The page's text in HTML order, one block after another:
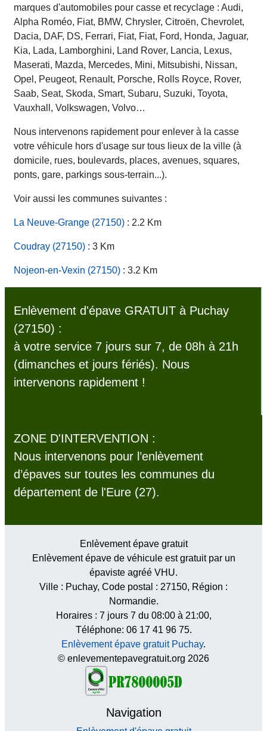
marques d'automobiles pour casse et recyclage : Audi,
Alpha Roméo, Fiat, BMW, Chrysler, Citroën, Chevrolet,
Dacia, DAF, DS, Ferrari, Fiat, Fiat, Ford, Honda, Jaguar,
Kia, Lada, Lamborghini, Land Rover, Lancia, Lexus,
Maserati, Mazda, Mercedes, Mini, Mitsubishi, Nissan,
Opel, Peugeot, Renault, Porsche, Rolls Royce, Rover,
Saab, Seat, Skoda, Smart, Subaru, Suzuki, Toyota,
Vauxhall, Volkswagen, Volvo…
Nous intervenons rapidement pour enlever à la casse
votre véhicule hors d'usage sur tous lieux de la ville (à
domicile, rues, boulevards, places, avenues, squares,
ponts, gare, parkings sous-terrain...).
Voir aussi les communes suivantes :
La Neuve-Grange (27150) : 2.2 Km
Coudray (27150) : 3 Km
Nojeon-en-Vexin (27150) : 3.2 Km
Enlèvement d'épave GRATUIT à Puchay
(27150) :
à votre service 7 jours sur 7, de 08h à 21h
(dimanches et jours fériés). Nous
intervenons rapidement !
ZONE D'INTERVENTION :
Nous intervenons pour l’enlèvement
d’épaves sur toutes les communes du
département de l'Eure (27).
Enlèvement épave gratuit
Enlèvement épave de véhicule est gratuit par un
épaviste agréé VHU.
Ville : Puchay, Code postal : 27150, Région :
Normandie.
Horaires : 7 jours 7 du 08:00 à 21:00,
Téléphone: 06 17 41 96 75.
Enlèvement épave gratuit Puchay.
© enlevementepavegratuit.org 2026
Navigation